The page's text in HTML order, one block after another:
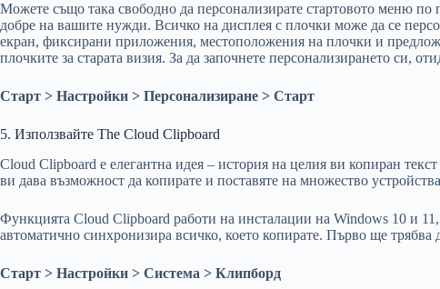
Можете също така свободно да персонализирате стартовото меню по
добре на вашите нужди. Всичко на дисплея с плочки може да се
екран, фиксирани приложения, местоположения на плочки и
плочките за старата визия. За да започнете персонализирането си,
Старт > Настройки > Персонализиране > Старт
5. Използвайте The Cloud Clipboard
Cloud Clipboard е елегантна идея – история на целия ви копиран
ви дава възможност да копирате и поставяте на множество
Функцията Cloud Clipboard работи на инсталации на Windows 10 и
автоматично синхронизира всичко, което копирате. Първо ще трябва
Старт > Настройки > Система > Клипборд